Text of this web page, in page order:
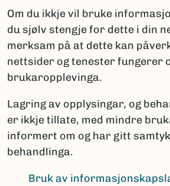
Om du ikkje vil bruke
du sjølv stengje for dette i din
merksam på at dette kan
nettsider og tenester fungerer
brukaropplevinga.
Lagring av opplysingar, og
er ikkje tillate, med mindre
informert om og har gitt
behandlinga.
Bruk av